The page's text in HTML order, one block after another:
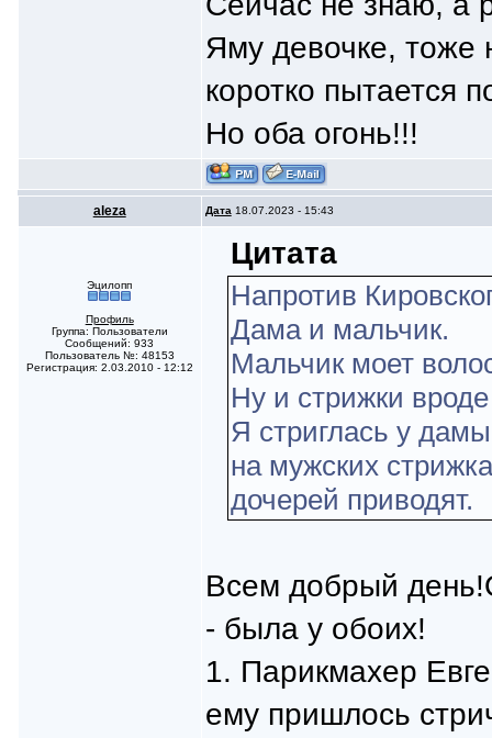
Яму девочке, тоже
коротко пытается
Но оба огонь!!!
aleza Дата 18.07.2023 - 15:43
Эцилопп
Профиль
Группа: Пользователи
Сообщений: 933
Пользователь №: 48153
Регистрация: 2.03.2010 - 12:12
Цитата
Напротив
Дама и мальчик.
Мальчик моет
Ну и стрижки
Я стриглась у
на мужских
дочерей приводят.
Всем добрый
- была у обоих!
1. Парикмахер
ему пришлось